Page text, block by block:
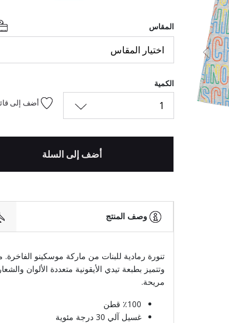
السابق
المقاس
اختيار المقاس
الكمية
1 أضف إلى
أضف إلى السلة
وصف المنتج
تنورة رمادية للبنات من ماركة موسكينو
وتتميز بطبعة تيدي الأيقونية متعددة الألوان
مريحة.
٪100 قطن
غسيل آلي 30 درجة مئوية